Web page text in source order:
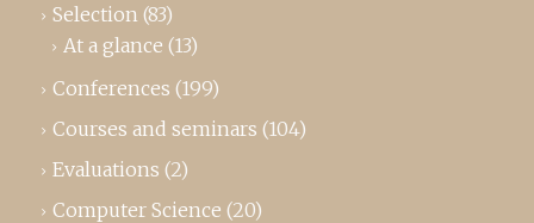
Selection (83)
At a glance (13)
Conferences (199)
Courses and seminars (104)
Evaluations (2)
Computer Science (20)